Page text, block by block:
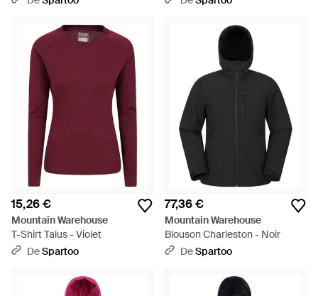
15,26 €
Mountain Warehouse
T-Shirt Talus - Violet
DeSpartoo
77,36 €
Mountain Warehouse
Blouson Charleston - Noir
DeSpartoo